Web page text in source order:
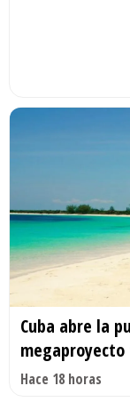
Cuba abre la
Hace 18 horas